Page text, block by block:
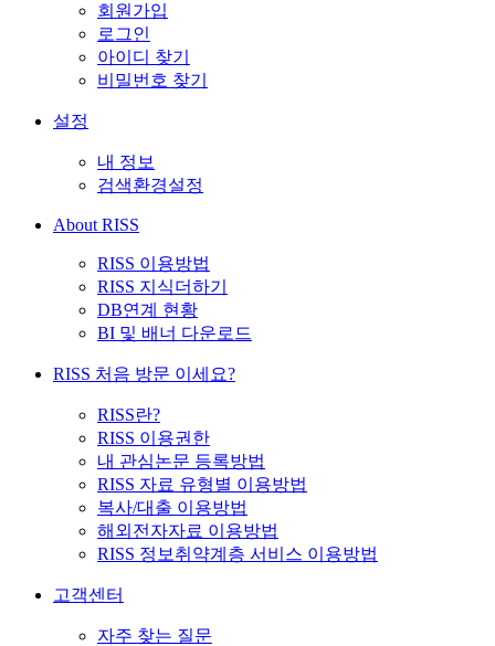
회원가입
로그인
아이디 찾기
비밀번호 찾기
설정
내 정보
검색환경설정
About RISS
RISS 이용방법
RISS 지식더하기
DB연계 현황
BI 및 배너 다운로드
RISS 처음 방문 이세요?
RISS란?
RISS 이용권한
내 관심논문 등록방법
RISS 자료 유형별 이용방법
복사/대출 이용방법
해외전자자료 이용방법
RISS 정보취약계층 서비스 이용방법
고객센터
자주 찾는 질문